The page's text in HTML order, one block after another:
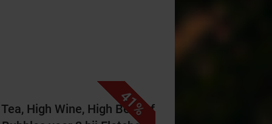
41%
Tea, High Wine, High Beer of